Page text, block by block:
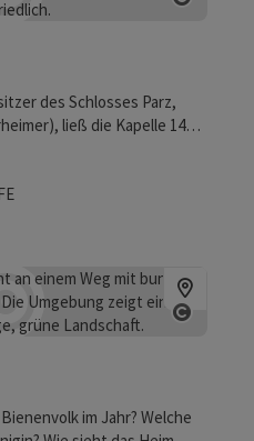
des Schlosses Parz,
ließ die Kapelle 1468
in das Eigentum der
über, verfiel aber bald, da
geöffnet
geöffnet
Sonntag geöffnet
FEFeiertag geöffnet
im Jahr? Welche